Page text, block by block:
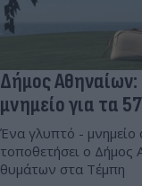
Δήμος
μνημείο για τα
Ένα γλυπτό -
τοποθετήσει ο Δήμος
θυμάτων στα Τέμπη